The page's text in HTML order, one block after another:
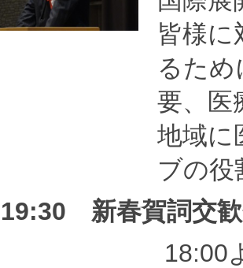
皆様に
るため
要、医
地域に
ブの
新春賀詞交
18:00